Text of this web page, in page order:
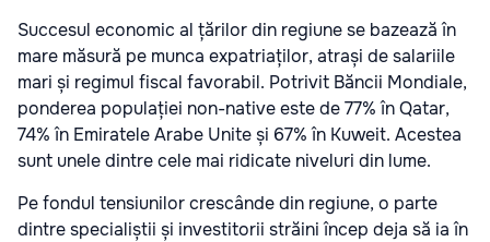
Succesul economic al țărilor din regiune se bazează în
mare măsură pe munca expatriaților, atrași de salariile
mari și regimul fiscal favorabil. Potrivit Băncii Mondiale,
ponderea populației non-native este de 77% în Qatar,
74% în Emiratele Arabe Unite și 67% în Kuweit. Acestea
sunt unele dintre cele mai ridicate niveluri din lume.
Pe fondul tensiunilor crescânde din regiune, o parte
dintre specialiștii și investitorii străini încep deja să ia în